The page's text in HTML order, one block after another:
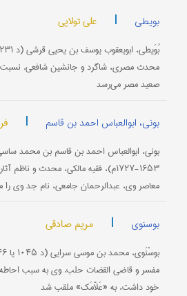
بویطی | علی تولایی
محدث‌ مصری‌، شاگرد و جانشین‌ شافعی‌. نسبت‌
صعید مصر می‌رسد
بونی، ابوالعباس احمد بن قاسم |
۱۶۵۳-۱۷۲۷م‌)، فقیه‌ مالكی، محدث‌ و ناظم‌
معاصر وی‌، عبدالرحمان‌ جامعی‌، نام‌ جد وی‌
بوسنوی | مریم صادقی
مفسر و قاضی القضات حلب. وی به سبب
خود داشت، به «عَلاّمَك» ملقب شد